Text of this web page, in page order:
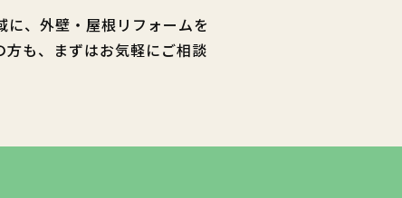
、外壁・屋根リフォームを
も、まずはお気軽にご相談